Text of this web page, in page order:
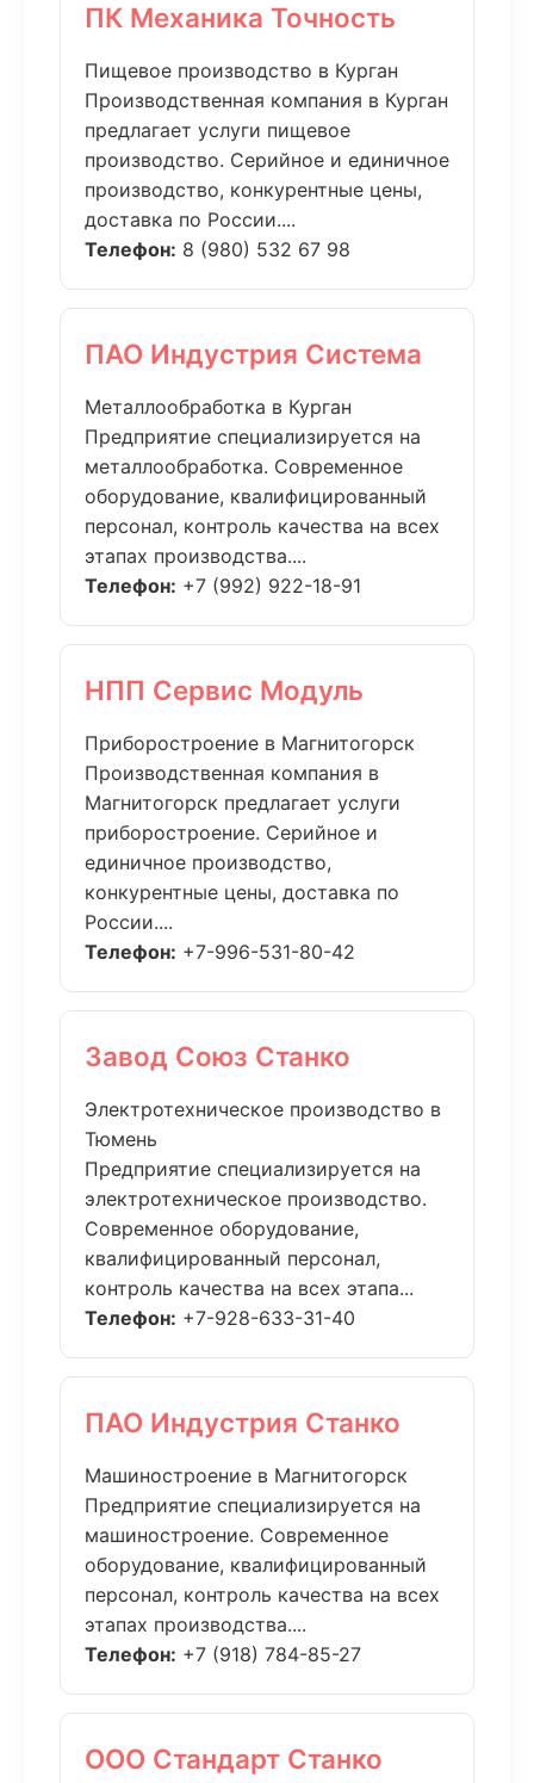
ПК Механика Точность
Пищевое производство в Курган
Производственная компания в Курган
предлагает услуги пищевое
производство. Серийное и единичное
производство, конкурентные цены,
доставка по России....
Телефон: 8 (980) 532 67 98
ПАО Индустрия Система
Металлообработка в Курган
Предприятие специализируется на
металлообработка. Современное
оборудование, квалифицированный
персонал, контроль качества на всех
этапах производства....
Телефон: +7 (992) 922-18-91
НПП Сервис Модуль
Приборостроение в Магнитогорск
Производственная компания в
Магнитогорск предлагает услуги
приборостроение. Серийное и
единичное производство,
конкурентные цены, доставка по
России....
Телефон: +7-996-531-80-42
Завод Союз Станко
Электротехническое производство в
Тюмень
Предприятие специализируется на
электротехническое производство.
Современное оборудование,
квалифицированный персонал,
контроль качества на всех этапа...
Телефон: +7-928-633-31-40
ПАО Индустрия Станко
Машиностроение в Магнитогорск
Предприятие специализируется на
машиностроение. Современное
оборудование, квалифицированный
персонал, контроль качества на всех
этапах производства....
Телефон: +7 (918) 784-85-27
ООО Стандарт Станко